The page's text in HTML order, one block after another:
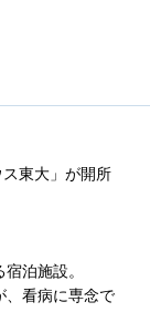
東大」が開所
泊施設。
、看病に専念で